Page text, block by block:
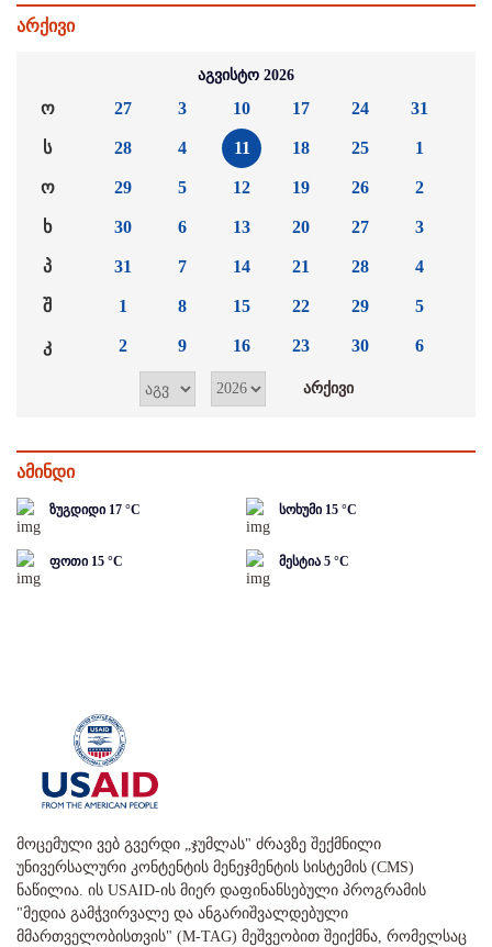
არქივი
აგვისტო 2026
ო
ს
ო
ხ
პ
შ
კ
27
28
29
30
31
1
2
3
4
5
6
7
8
9
10
11
12
13
14
15
16
17
18
19
20
21
22
23
24
25
26
27
28
29
30
31
1
2
3
4
5
6
ამინდი
ზუგდიდი 17 °C სოხუმი 15 °C
ფოთი 15 °C მესტია 5 °C
მოცემული ვებ გვერდი „ჯუმლას" ძრავზე შექმნილი
უნივერსალური კონტენტის მენეჯმენტის სისტემის (CMS)
ნაწილია. ის USAID-ის მიერ დაფინანსებული პროგრამის
"მედია გამჭვირვალე და ანგარიშვალდებული
მმართველობისთვის" (M-TAG) მეშვეობით შეიქმნა, რომელსაც